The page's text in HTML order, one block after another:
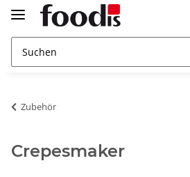
Zubehör
Crepesmaker